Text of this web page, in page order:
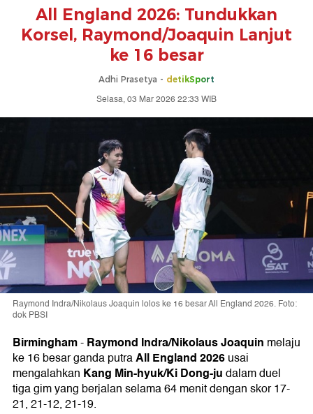
All England 2026: Tundukkan
Korsel, Raymond/Joaquin Lanjut
ke 16 besar
Adhi Prasetya - detikSport
Selasa, 03 Mar 2026 22:33 WIB
Raymond Indra/Nikolaus Joaquin lolos ke 16 besar All England 2026. Foto:
dok PBSI
Birmingham-Raymond Indra/Nikolaus Joaquin melaju
ke 16 besar ganda putraAll England 2026usai
mengalahkan Kang Min-hyuk/Ki Dong-judalam duel
tiga gim yang berjalan selama 64 menit dengan skor 17-
21, 21-12, 21-19.